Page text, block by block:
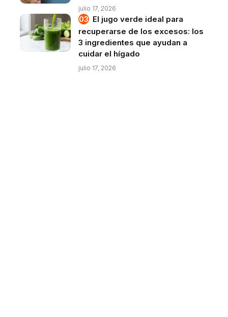
julio 17, 2026
El jugo verde ideal para
recuperarse de los excesos: los
3 ingredientes que ayudan a
cuidar el hígado
julio 17, 2026